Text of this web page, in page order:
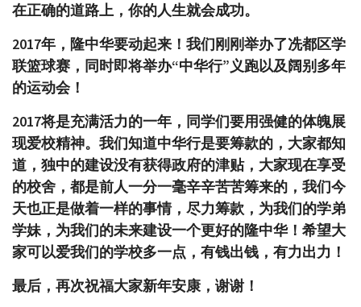
在正确的道路上，你的人生就会成功。
2017年，隆中华要动起来！我们刚刚举办了冼都区学
联篮球赛，同时即将举办“中华行”义跑以及阔别多年
的运动会！
2017将是充满活力的一年，同学们要用强健的体魄展
现爱校精神。我们知道中华行是要筹款的，大家都知
道，独中的建设没有获得政府的津贴，大家现在享受
的校舍，都是前人一分一毫辛辛苦苦筹来的，我们今
天也正是做着一样的事情，尽力筹款，为我们的学弟
学妹，为我们的未来建设一个更好的隆中华！希望大
家可以爱我们的学校多一点，有钱出钱，有力出力！
最后，再次祝福大家新年安康，谢谢！